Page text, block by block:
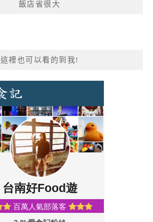
飯店省很大
這裡也可以看的到我!